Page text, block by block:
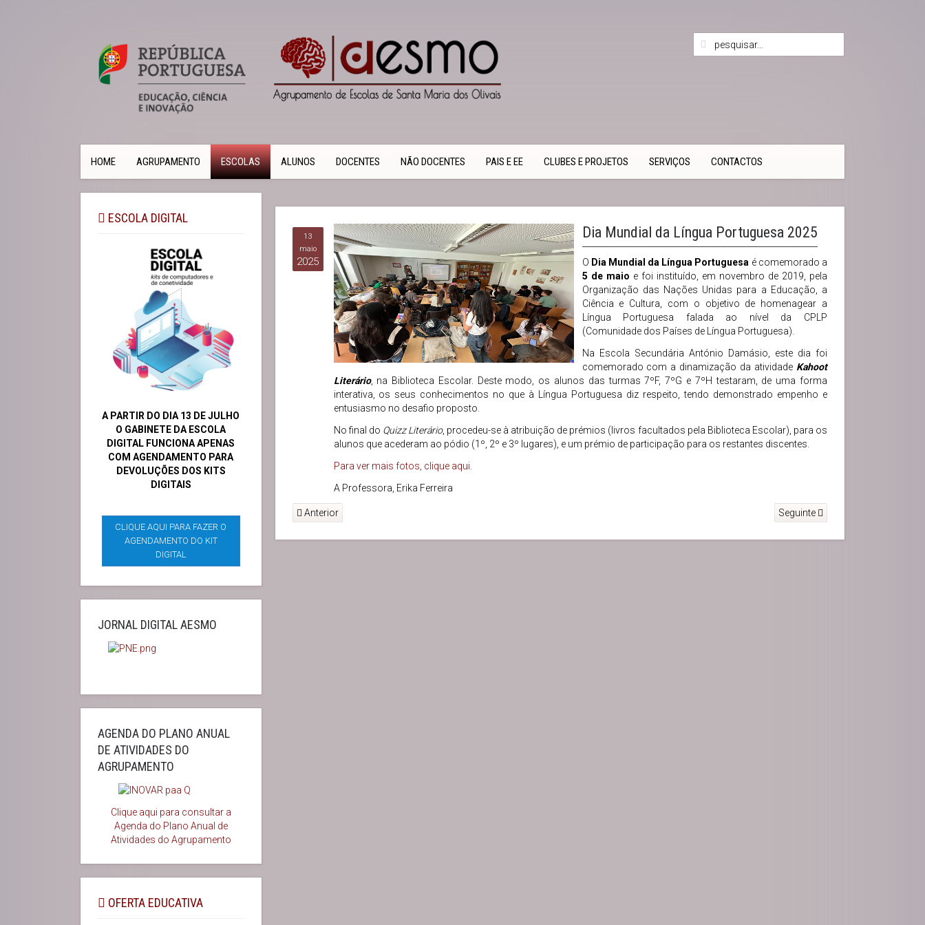
HOME AGRUPAMENTO ESCOLAS ALUNOS DOCENTES NÃO DOCENTES PAIS E EE CLUBES E PROJETOS SERVIÇOS CONTACTOS
13
maio
2025
Dia Mundial da Língua Portuguesa 2025
O Dia Mundial da Língua Portuguesa é comemorado a
5 de maio e foi instituído, em novembro de 2019, pela
Organização das Nações Unidas para a Educação, a
Ciência e Cultura, com o objetivo de homenagear a
Língua Portuguesa falada ao nível da CPLP
(Comunidade dos Países de Língua Portuguesa).
Na Escola Secundária António Damásio, este dia foi
comemorado com a dinamização da atividade Kahoot
Literário, na Biblioteca Escolar. Deste modo, os alunos das turmas 7ºF, 7ºG e 7ºH testaram, de uma forma
interativa, os seus conhecimentos no que à Língua Portuguesa diz respeito, tendo demonstrado empenho e
entusiasmo no desafio proposto.
No final do Quizz Literário, procedeu-se à atribuição de prémios (livros facultados pela Biblioteca Escolar), para os
alunos que acederam ao pódio (1º, 2º e 3º lugares), e um prémio de participação para os restantes discentes.
Para ver mais fotos, clique aqui.
A Professora, Erika Ferreira
Anterior Seguinte
ESCOLA DIGITAL
A PARTIR DO DIA 13 DE JULHO
O GABINETE DA ESCOLA
DIGITAL FUNCIONA APENAS
COM AGENDAMENTO PARA
DEVOLUÇÕES DOS KITS
DIGITAIS
CLIQUE AQUI PARA FAZER O
AGENDAMENTO DO KIT
DIGITAL
JORNAL DIGITAL AESMO
AGENDA DO PLANO ANUAL
DE ATIVIDADES DO
AGRUPAMENTO
Clique aqui para consultar a
Agenda do Plano Anual de
Atividades do Agrupamento
OFERTA EDUCATIVA